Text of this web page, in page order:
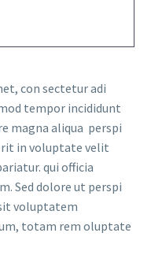
con sectetur adi
tempor incididunt
magna aliqua perspi
in voluptate velit
qui officia
Sed dolore ut perspi
voluptatem
totam rem oluptate